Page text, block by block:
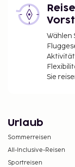
Wählen
Sie
Urlaub
Sommerreisen
All-Inclusive-Reisen
Sportreisen